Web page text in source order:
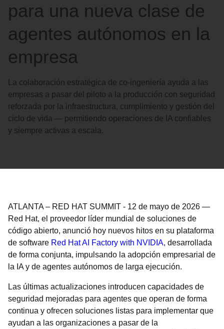
para una nueva clase de
agentes autónomos en la
empresa
La colaboración estratégica de co-ingeniería ayuda a las
empresas a pasar del piloto a la producción con seguridad
reforzada por la infraestructura, cumplimiento y gestión del
ciclo de vida — permitiendo operaciones de IA confiables
y siempre activas a escala.
ATLANTA – RED HAT SUMMIT - 12 de mayo de 2026 —
Red Hat, el proveedor líder mundial de soluciones de
código abierto, anunció hoy nuevos hitos en su plataforma
de software Red Hat AI Factory with NVIDIA, desarrollada
de forma conjunta, impulsando la adopción empresarial de
la IA y de agentes autónomos de larga ejecución.
Las últimas actualizaciones introducen capacidades de
seguridad mejoradas para agentes que operan de forma
continua y ofrecen soluciones listas para implementar que
ayudan a las organizaciones a pasar de la